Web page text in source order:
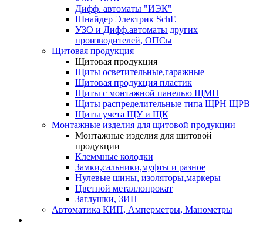
Дифф. автоматы "ИЭК"
Шнайдер Электрик SchE
УЗО и Дифф.автоматы других
производителей, ОПСы
Щитовая продукция
Щитовая продукция
Щиты осветительные,гаражные
Щитовая продукция пластик
Щиты с монтажной панелью ЩМП
Щиты распределительные типа ЩРН ЩРВ
Щиты учета ЩУ и ЩК
Монтажные изделия для щитовой продукции
Монтажные изделия для щитовой
продукции
Клеммные колодки
Замки,сальники,муфты и разное
Нулевые шины, изоляторы,маркеры
Цветной металлопрокат
Заглушки, ЗИП
Автоматика КИП, Амперметры, Манометры